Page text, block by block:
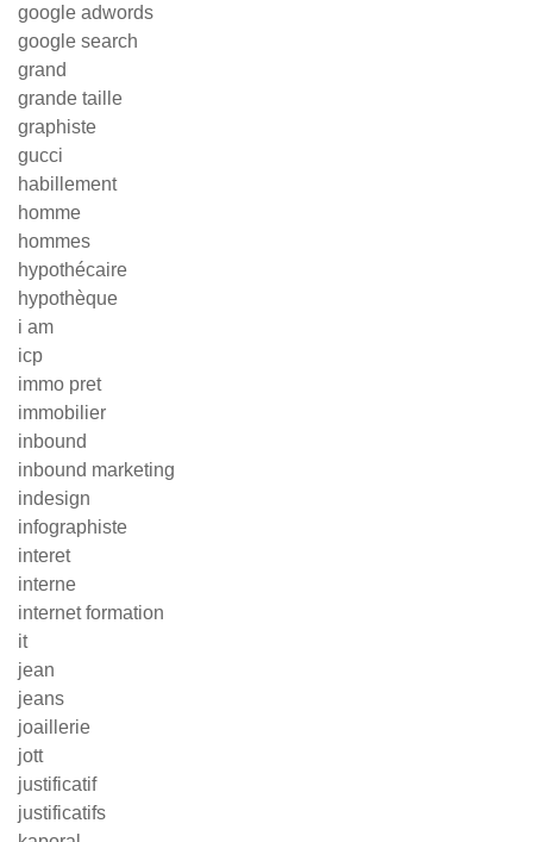
google adwords
google search
grand
grande taille
graphiste
gucci
habillement
homme
hommes
hypothécaire
hypothèque
i am
icp
immo pret
immobilier
inbound
inbound marketing
indesign
infographiste
interet
interne
internet formation
it
jean
jeans
joaillerie
jott
justificatif
justificatifs